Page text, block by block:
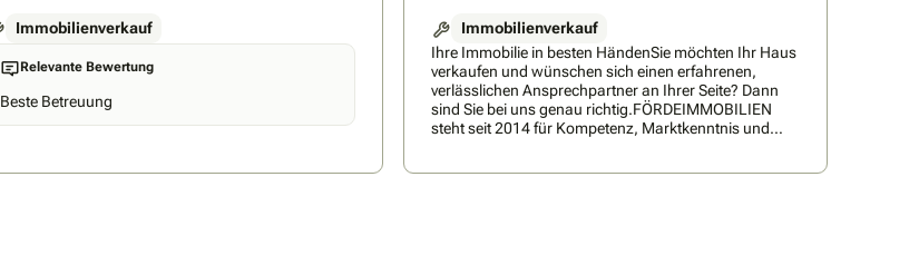
Immobilienverkauf
Relevante Bewertung
Beste Betreuung
Immobilienverkauf
Ihre Immobilie in besten HändenSie möchten Ihr Haus
verkaufen und wünschen sich einen erfahrenen,
verlässlichen Ansprechpartner an Ihrer Seite? Dann
sind Sie bei uns genau richtig.FÖRDEIMMOBILIEN
steht seit 2014 für Kompetenz, Marktkenntnis und